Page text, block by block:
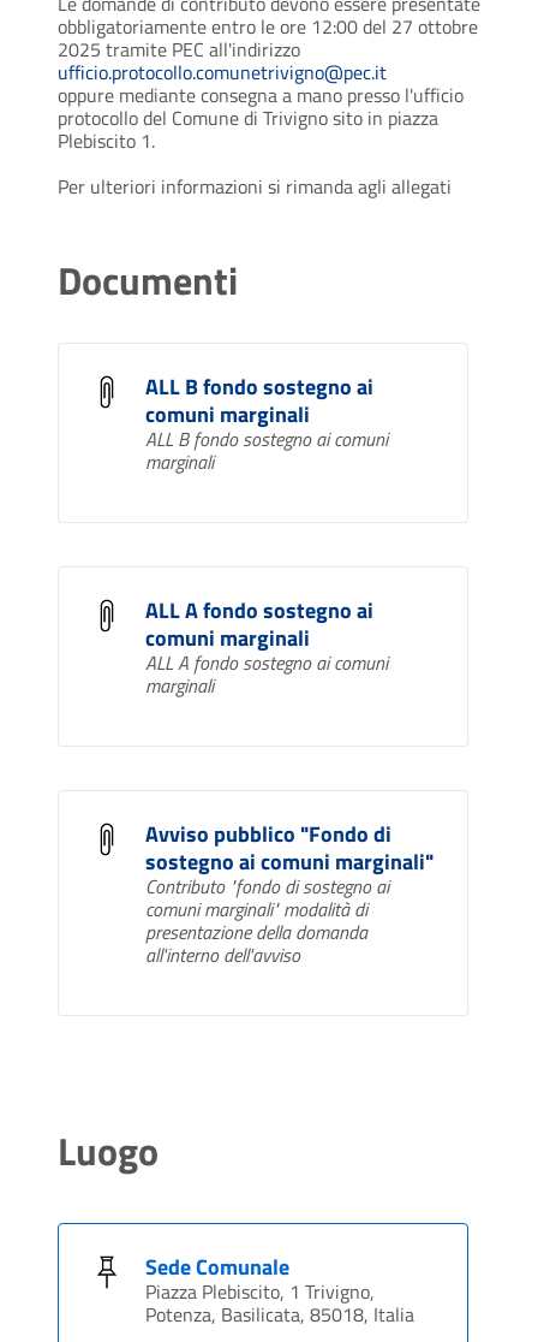
obbligatoriamente entro le ore 12:00 del 27 ottobre
2025 tramite PEC all'indirizzo
ufficio.protocollo.comunetrivigno@pec.it
oppure mediante consegna a mano presso l'ufficio
protocollo del Comune di Trivigno sito in piazza
Plebiscito 1.
Per ulteriori informazioni si rimanda agli allegati
Documenti
ALL B fondo sostegno ai
comuni marginali
ALL B fondo sostegno ai comuni
marginali
ALL A fondo sostegno ai
comuni marginali
ALL A fondo sostegno ai comuni
marginali
Avviso pubblico "Fondo di
sostegno ai comuni marginali"
Contributo "fondo di sostegno ai
comuni marginali" modalità di
presentazione della domanda
all'interno dell'avviso
Luogo
Sede Comunale
Piazza Plebiscito, 1 Trivigno,
Potenza, Basilicata, 85018, Italia